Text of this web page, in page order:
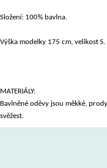
Složení: 100% bavlna.
Výška modelky 175 cm, velikost S.
MATERIÁLY:
Bavlněné oděvy jsou měkké,
svěžest.